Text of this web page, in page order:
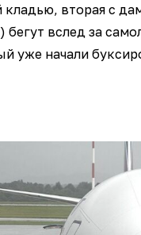
кладью, вторая с
бегут вслед за
уже начали